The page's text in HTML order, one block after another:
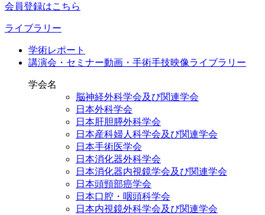
会員登録はこちら
ライブラリー
学術レポート
講演会・セミナー動画・手術手技映像ライブラリー
学会名
脳神経外科学会及び関連学会
日本外科学会
日本肝胆膵外科学会
日本産科婦人科学会及び関連学会
日本手術医学会
日本消化器外科学会
日本消化器内視鏡学会及び関連学会
日本頭頸部癌学会
日本口腔・咽頭科学会
日本内視鏡外科学会及び関連学会